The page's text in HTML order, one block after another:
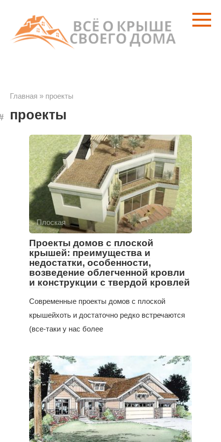
контенту
Главная » проекты
проекты
Плоская
Проекты домов с плоской
крышей: преимущества и
недостатки, особенности,
возведение облегченной кровли
и конструкции с твердой кровлей
Современные проекты домов с плоской
крышейхоть и достаточно редко встречаются
(все-таки у нас более